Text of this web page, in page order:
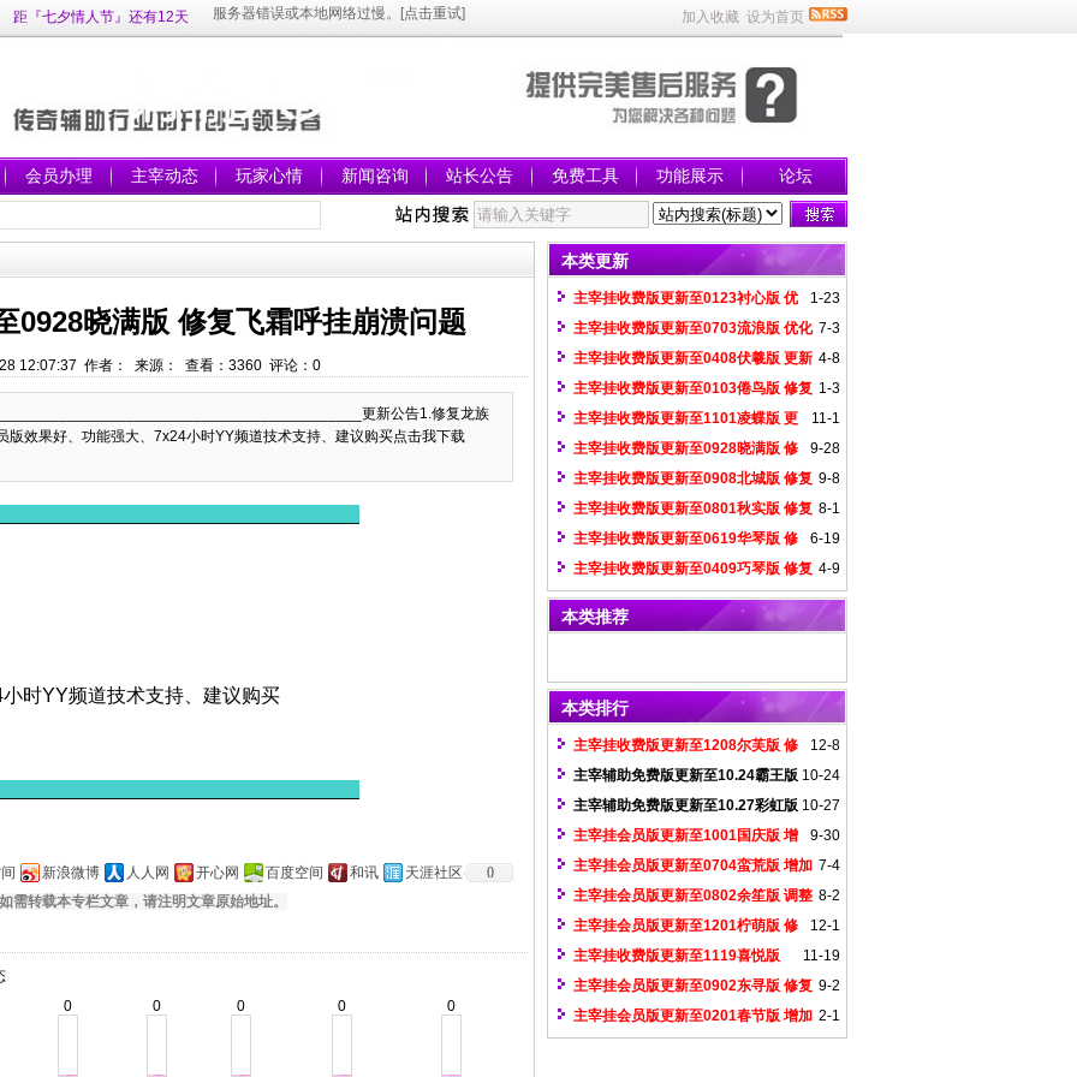
距『七夕情人节』还有12天 加入收藏 设为首页
会员办理 主宰动态 玩家心情 新闻咨询 站长公告 免费工具 功能展示 论坛
0928晓满版 修复飞霜呼挂崩溃问题
12:07:37 作者： 来源： 查看： 3360 评论： 0
更新公告1.修复龙族
版效果好、功能强大、7x24小时YY频道技术支持、建议购买点击我下载
时YY频道技术支持、建议购买
新浪微博 人人网 开心网 百度空间 和讯 天涯社区
0
需转载本专栏文章，请注明文章原始地址。
0
0 0 0 0
本类更新
1-23
主宰挂收费版更新至0123衬心版 优
化移动、攻击魔法、魔法屏蔽、无限顶
盾、更精准调节加速
7-3
主宰挂收费版更新至0703流浪版 优化
gom存仓（多页仓库会自动翻页，使用存
()即可）
4-8
主宰挂收费版更新至0408伏羲版 更新
游戏界面不显示地图页面
1-3
主宰挂收费版更新至0103倦鸟版 修复
leg招英雄问题
11-1
主宰挂收费版更新至1101凌蝶版 更
新随机等待，如随机等待(1000,2000)9-28
主宰挂收费版更新至0928晓满版 修
复飞霜呼挂崩溃问题
9-8
主宰挂收费版更新至0908北城版 修复
龙族悬浮菜单问题
8-1
主宰挂收费版更新至0801秋实版 修复
飞霜下图问题
6-19
主宰挂收费版更新至0619华琴版 修
复haom6识别和数据不兼容问题
4-9
主宰挂收费版更新至0409巧琴版 修复
给力未兼容服
本类推荐
本类排行
12-8
主宰挂收费版更新至1208尔芙版 修
复1108获取物品数量问题
10-24
主宰辅助免费版更新至10.24霸王版
（过最新非凡登录器检测）
10-27
主宰辅助免费版更新至10.27彩虹版
（过最新无双登录器检测）
9-30
主宰挂会员版更新至1001国庆版 增
加绿盟反挂登录器版本号
7-4
主宰挂会员版更新至0704蛮荒版 增加
全新给力引擎检测
8-2
主宰挂会员版更新至0802余笙版 调整
GK登录器功能界面
12-1
主宰挂会员版更新至1201柠萌版 修
复神佑登录器无法捡物品问题
11-19
主宰挂收费版更新至1119喜悦版
gee加入内置游戏界面的支持
9-2
主宰挂会员版更新至0902东寻版 修复
拳头登录器移动刺杀失效问题
2-1
主宰挂会员版更新至0201春节版 增加